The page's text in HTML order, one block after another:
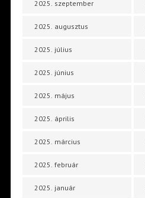
2025. szeptember
2025. augusztus
2025. július
2025. június
2025. május
2025. április
2025. március
2025. február
2025. január